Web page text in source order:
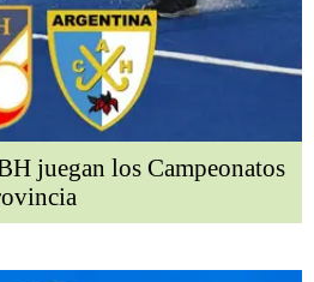
juegan los Campeonatos